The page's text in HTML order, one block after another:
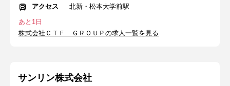
アクセス
北新・松本大学前駅
あと1日
株式会社ＣＴＦ ＧＲＯＵＰの求人一覧を見る
サンリン株式会社